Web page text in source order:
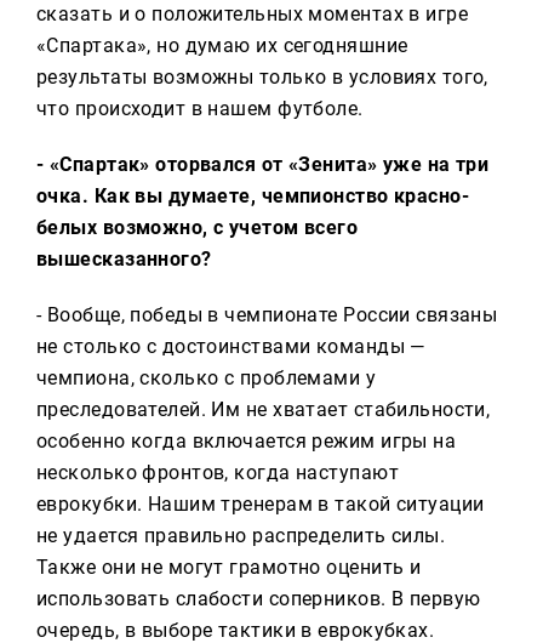
сказать и о положительных моментах в игре
«Спартака», но думаю их сегодняшние
результаты возможны только в условиях того,
что происходит в нашем футболе.
- «Спартак» оторвался от «Зенита» уже на три
очка. Как вы думаете, чемпионство красно-
белых возможно, с учетом всего
вышесказанного?
- Вообще, победы в чемпионате России связаны
не столько с достоинствами команды —
чемпиона, сколько с проблемами у
преследователей. Им не хватает стабильности,
особенно когда включается режим игры на
несколько фронтов, когда наступают
еврокубки. Нашим тренерам в такой ситуации
не удается правильно распределить силы.
Также они не могут грамотно оценить и
использовать слабости соперников. В первую
очередь, в выборе тактики в еврокубках.